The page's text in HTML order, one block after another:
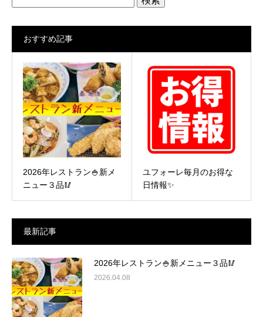
おすすめ記事
2026年レストラン🍚新メ
ニュー３品🥢
ユフォーレ毎月のお得な
日情報✨
最新記事
2026年レストラン🍚新メニュー３品🥢
2026.04.08